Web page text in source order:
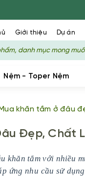
Giới thiệu Dự án
Nệm - Toper Nệm
Mua khăn tắm ở đâu
Đẹp, Chất
khăn tắm với nhiều
ứng nhu cầu sử